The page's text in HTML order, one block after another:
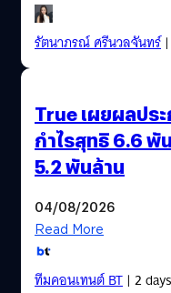
รัตนาภรณ์ ศรีนวลจันทร์|
True เผยผลปร
กำไรสุทธิ 6.6 พั
5.2 พันล้าน
04/08/2026
Read More
ทีมคอนเทนต์ BT| 2